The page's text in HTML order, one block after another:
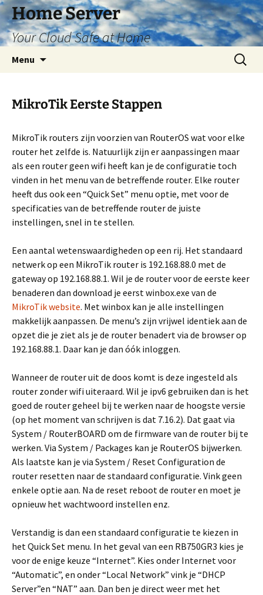
Ga
naar
de
inhoud
Home Server
Your Cloud Safe at Home
Menu
Zoeken
naar:
MikroTik Eerste Stappen
MikroTik routers zijn voorzien van RouterOS wat voor elke
router het zelfde is. Natuurlijk zijn er aanpassingen maar
als een router geen wifi heeft kan je de configuratie toch
vinden in het menu van de betreffende router. Elke router
heeft dus ook een “Quick Set” menu optie, met voor de
specificaties van de betreffende router de juiste
instellingen, snel in te stellen.
Een aantal wetenswaardigheden op een rij. Het standaard
netwerk op een MikroTik router is 192.168.88.0 met de
gateway op 192.168.88.1. Wil je de router voor de eerste keer
benaderen dan download je eerst winbox.exe van de
MikroTik website. Met winbox kan je alle instellingen
makkelijk aanpassen. De menu’s zijn vrijwel identiek aan de
opzet die je ziet als je de router benadert via de browser op
192.168.88.1. Daar kan je dan óók inloggen.
Wanneer de router uit de doos komt is deze ingesteld als
router zonder wifi uiteraard. Wil je ipv6 gebruiken dan is het
goed de router geheel bij te werken naar de hoogste versie
(op het moment van schrijven is dat 7.16.2). Dat gaat via
System / RouterBOARD om de firmware van de router bij te
werken. Via System / Packages kan je RouterOS bijwerken.
Als laatste kan je via System / Reset Configuration de
router resetten naar de standaard configuratie. Vink geen
enkele optie aan. Na de reset reboot de router en moet je
opnieuw het wachtwoord instellen enz.
Verstandig is dan een standaard configuratie te kiezen in
het Quick Set menu. In het geval van een RB750GR3 kies je
voor de enige keuze “Internet”. Kies onder Internet voor
“Automatic”, en onder “Local Network” vink je “DHCP
Server”en “NAT” aan. Dan ben je direct weer met het